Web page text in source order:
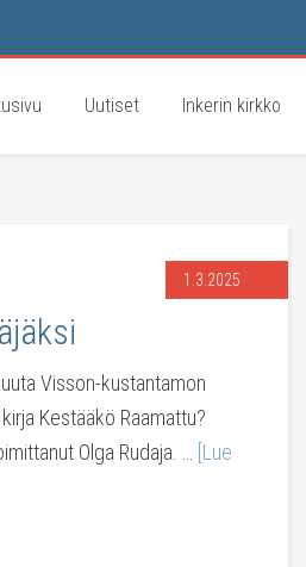
Uutiset Inkerin kirkko
1.3.2025
Visson-kustantamon
Kestääkö Raamattu?
Olga Rudaja. …
[Lue